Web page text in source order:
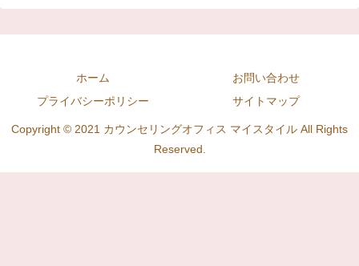
ホーム
お問い合わせ
プライバシーポリシー
サイトマップ
Copyright © 2021 カウンセリングオフィス マイスタイル All Rights
Reserved.